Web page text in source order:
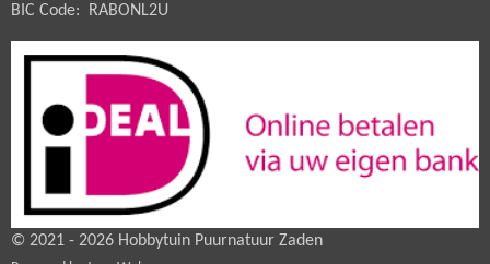
BIC Code: RABONL2U
© 2021 - 2026 Hobbytuin Puurnatuur Zaden